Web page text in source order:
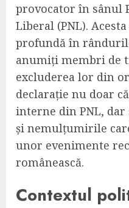
provocator în sânul
Liberal (PNL).
profundă în
anumiți membri de
excluderea lor din
declarație nu doar
interne din PNL,
și nemulțumirile
unor evenimente
românească.
Contextul